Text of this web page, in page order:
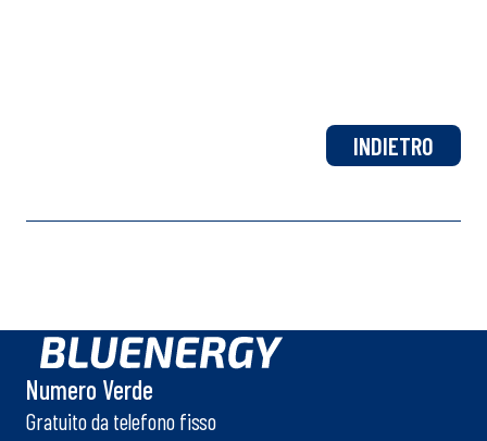
INDIETRO
Numero Verde
Gratuito da telefono fisso